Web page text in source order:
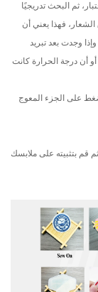
ثم البحث تدريجيًا
فهذا يعني أن
وجدت بعد تبريد
أن درجة الحرارة كانت
على الجزء المعوج
قم بتثبيته على ملابسك